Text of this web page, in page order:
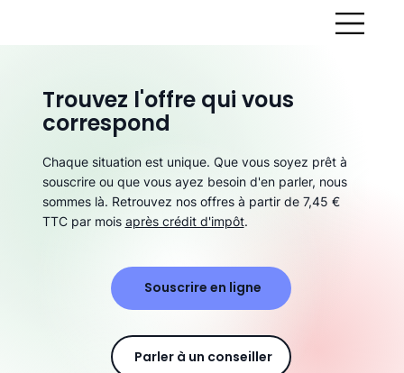
Trouvez l'offre qui vous
correspond
Chaque situation est unique. Que vous soyez prêt à
souscrire ou que vous ayez besoin d'en parler, nous
sommes là. Retrouvez nos offres à partir de 7,45 €
TTC par mois après crédit d'impôt.
Souscrire en ligne
Parler à un conseiller